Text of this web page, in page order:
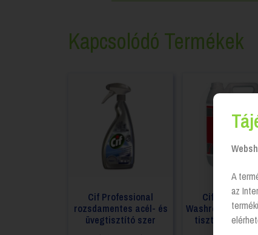
Kapcsolódó Termékek
Cif Professional
rozsdamentes acél- és
üvegtisztító szer
Cif
Washroom 2in1
tisztítószer –
A
az